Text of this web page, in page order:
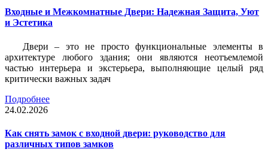
Входные и Межкомнатные Двери: Надежная Защита, Уют
и Эстетика
Двери – это не просто функциональные элементы в
архитектуре любого здания; они являются неотъемлемой
частью интерьера и экстерьера, выполняющие целый ряд
критически важных задач
Подробнее
24.02.2026
Как снять замок с входной двери: руководство для
различных типов замков